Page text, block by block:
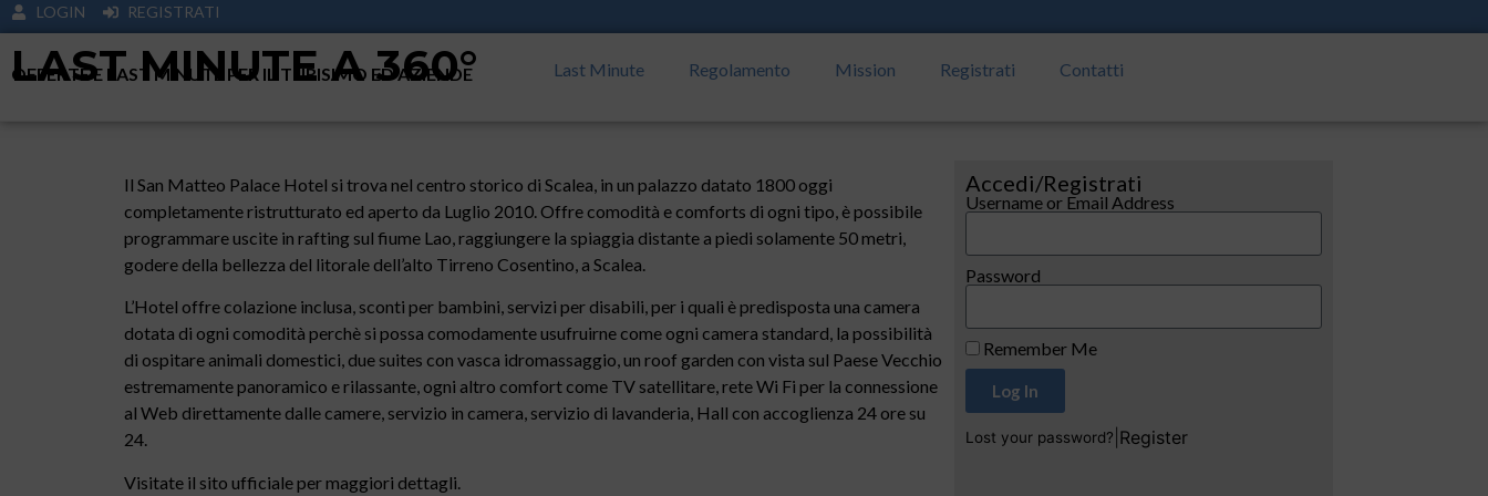
LOGIN REGISTRATI
LAST MINUTE A 360°
OFFERTE E LAST MINUTE PER IL TURISIMO ED AZIENDE Last Minute Regolamento Mission Registrati Contatti
Il San Matteo Palace Hotel si trova nel centro storico di Scalea, in un palazzo datato 1800 oggi
completamente ristrutturato ed aperto da Luglio 2010. Offre comodità e comforts di ogni tipo, è possibile
programmare uscite in rafting sul fiume Lao, raggiungere la spiaggia distante a piedi solamente 50 metri,
godere della bellezza del litorale dell’alto Tirreno Cosentino, a Scalea.
L’Hotel offre colazione inclusa, sconti per bambini, servizi per disabili, per i quali è predisposta una camera
dotata di ogni comodità perchè si possa comodamente usufruirne come ogni camera standard, la possibilità
di ospitare animali domestici, due suites con vasca idromassaggio, un roof garden con vista sul Paese Vecchio
estremamente panoramico e rilassante, ogni altro comfort come TV satellitare, rete Wi Fi per la connessione
al Web direttamente dalle camere, servizio in camera, servizio di lavanderia, Hall con accoglienza 24 ore su
24.
Visitate il sito ufficiale per maggiori dettagli.
Accedi/Registrati
Username or Email Address
Password
Remember Me
Log In
Lost your password? Register